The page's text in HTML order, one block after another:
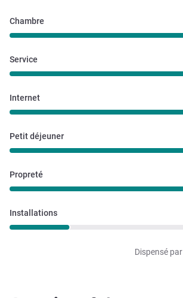
Chambre
Service
Internet
Petit déjeuner
Propreté
Installations
Dispensé par